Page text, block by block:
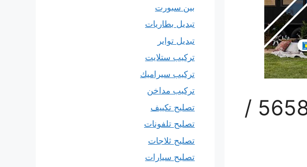
رقم حداد غرف كيربي هدية / 56585569 /
بين سبورت
تبديل بطاريات
تبديل تواير
تركيب ستلايت
تركيب سيراميك
تركيب مداخن
تصليح تكييف
تصليح تلفونات
تصليح ثلاجات
تصليح سيارات